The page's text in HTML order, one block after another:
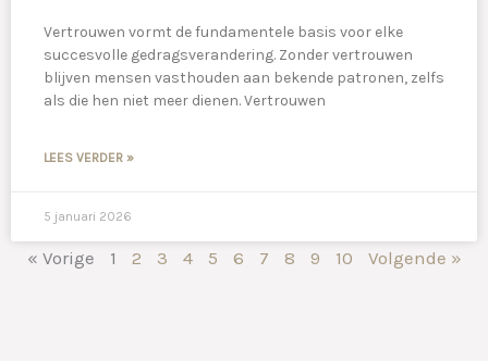
Vertrouwen vormt de fundamentele basis voor elke
succesvolle gedragsverandering. Zonder vertrouwen
blijven mensen vasthouden aan bekende patronen, zelfs
als die hen niet meer dienen. Vertrouwen
LEES VERDER »
5 januari 2026
« Vorige 1 2 3 4 5 6 7 8 9 10 Volgende »